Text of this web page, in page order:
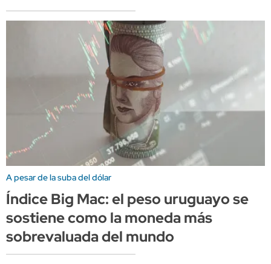
A pesar de la suba del dólar
Índice Big Mac: el peso uruguayo se
sostiene como la moneda más
sobrevaluada del mundo